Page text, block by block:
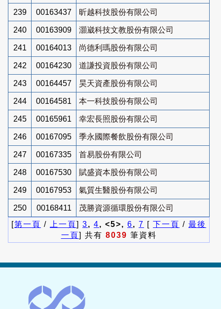
239 00163437 昕越科技股份有限公司
240 00163909 灝崴科技文教股份有限公司
241 00164013 尚德利瑪股份有限公司
242 00164230 道謙投資股份有限公司
243 00164457 昊天資產股份有限公司
244 00164581 本一科技股份有限公司
245 00165961 幸宏長照股份有限公司
246 00167095 季永國際餐飲股份有限公司
247 00167335 首易股份有限公司
248 00167530 賦盛資本股份有限公司
249 00167953 氣質生醫股份有限公司
250 00168411
茂勝資源循環股份有限公司
[第一頁 / 上一頁] 3, 4, <5>, 6, 7 [ 下一頁 / 最後
一頁] 共有 8039 筆資料